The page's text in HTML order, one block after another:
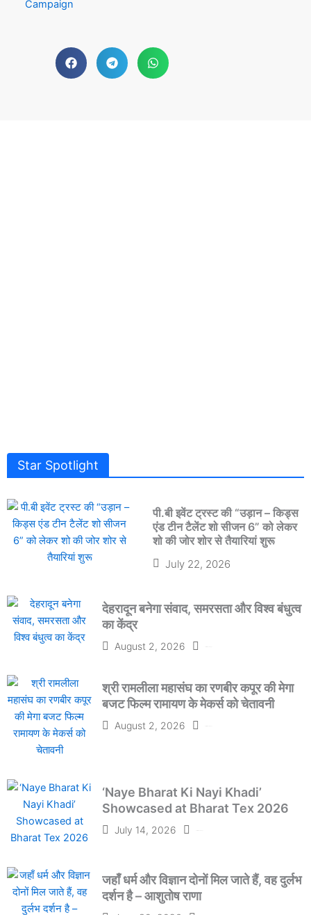
Star Spotlight
पी.बी इवेंट ट्रस्ट की “उड़ान – किड्स
एंड टीन टैलेंट शो सीजन 6” को लेकर
शो की जोर शोर से तैयारियां शुरू
July 22, 2026
देहरादून बनेगा संवाद, समरसता और विश्व बंधुत्व
का केंद्र
August 2, 2026
श्री रामलीला महासंघ का रणबीर कपूर की मेगा
बजट फिल्म रामायण के मेकर्स को चेतावनी
August 2, 2026
‘Naye Bharat Ki Nayi Khadi’
Showcased at Bharat Tex 2026
July 14, 2026
जहाँ धर्म और विज्ञान दोनों मिल जाते हैं, वह दुर्लभ
दर्शन है – आशुतोष राणा